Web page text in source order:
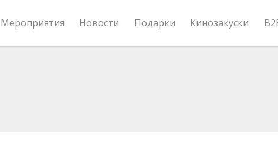
Мероприятия Новости Подарки Кинозакуски